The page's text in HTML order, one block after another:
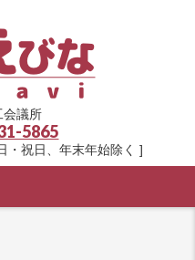
会議所
5865
・祝日、年末年始除く ]